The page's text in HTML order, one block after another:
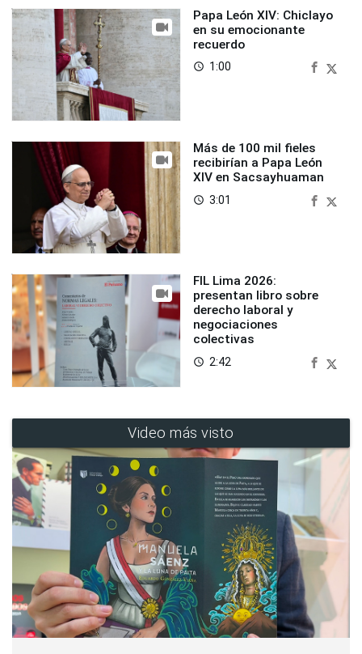
Papa León XIV: Chiclayo
en su emocionante
recuerdo
access_time 1:00
Más de 100 mil fieles
recibirían a Papa León
XIV en Sacsayhuaman
access_time 3:01
FIL Lima 2026:
presentan libro sobre
derecho laboral y
negociaciones
colectivas
access_time 2:42
Video más visto